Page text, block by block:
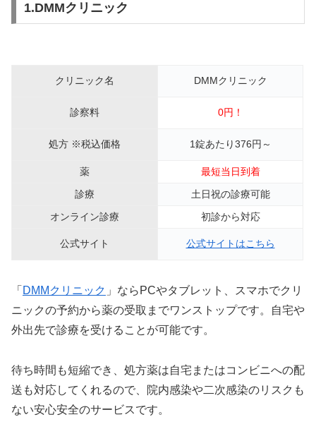
1.DMMクリニック
クリニック名 DMMクリニック
診察料 0円！
処方 ※税込価格 1錠あたり376円～
薬
最短当日到着
診療
土日祝の診療可能
オンライン診療
初診から対応
公式サイト 公式サイトはこちら
「 DMMクリニック 」ならPCやタブレット、スマホでクリ
ニックの予約から薬の受取までワンストップです。自宅や
外出先で診療を受けることが可能です。
待ち時間も短縮でき、処方薬は自宅またはコンビニへの配
送も対応してくれるので、院内感染や二次感染のリスクも
ない安心安全のサービスです。